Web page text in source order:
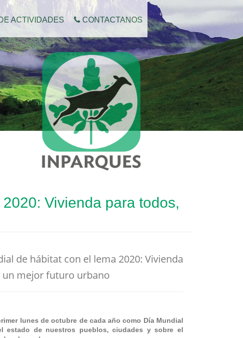
ACTIVIDADES CONTACTANOS
Vivienda para todos,
de hábitat con el lema 2020: Vivienda
un mejor futuro urbano
lunes de octubre de cada año como Día Mundial
estado de nuestros pueblos, ciudades y sobre el